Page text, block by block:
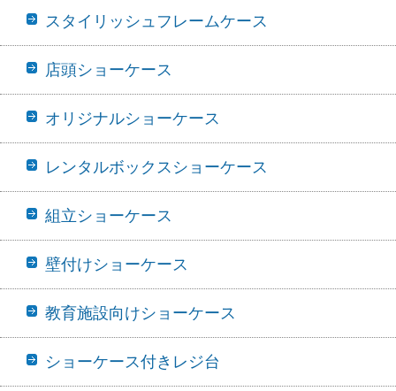
スタイリッシュフレームケース
店頭ショーケース
オリジナルショーケース
レンタルボックスショーケース
組立ショーケース
壁付けショーケース
教育施設向けショーケース
ショーケース付きレジ台